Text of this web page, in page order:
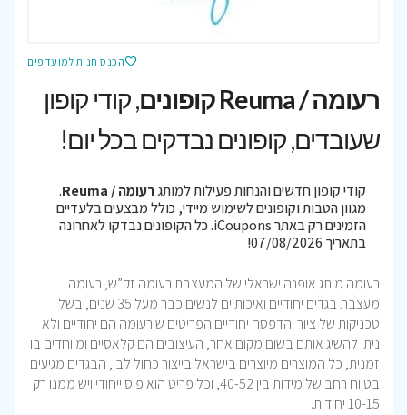
הכנס חנות למועדפים
רעומה / Reuma קופונים
, קודי קופון
שעובדים, קופונים נבדקים בכל יום!
קודי קופון חדשים והנחות פעילות למותגרעומה / Reuma
.
מגוון הטבות וקופונים לשימוש מיידי, כולל מבצעים בלעדיים
הזמינים רק באתר iCoupons. כל הקופונים נבדקו לאחרונה
בתאריך 07/08/2026!
רעומה מותג אופנה ישראלי של המעצבת רעומה זק”ש, רעומה
מעצבת בגדים יחודיים ואיכותיים לנשים כבר מעל 35 שנים, בשל
טכניקות של ציור והדפסה יחודיים הפריטים ש רעומה הם יחודיים ולא
ניתן להשיג אותם בשום מקום אחר, העיצובים הם קלאסיים ומיוחדים בו
זמנית, כל המוצרים מיוצרים בישראל בייצור כחול לבן, הבגדים מגיעים
בטווח רחב של מידות בין 40-52, וכל פריט הוא פיס ייחודי ויש ממנו רק
10-15 יחידות.